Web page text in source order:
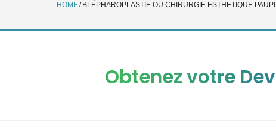
HOME/ BLÉPHAROPLASTIE OU CHIRURGIE ESTHETIQUE
Obtenez votre